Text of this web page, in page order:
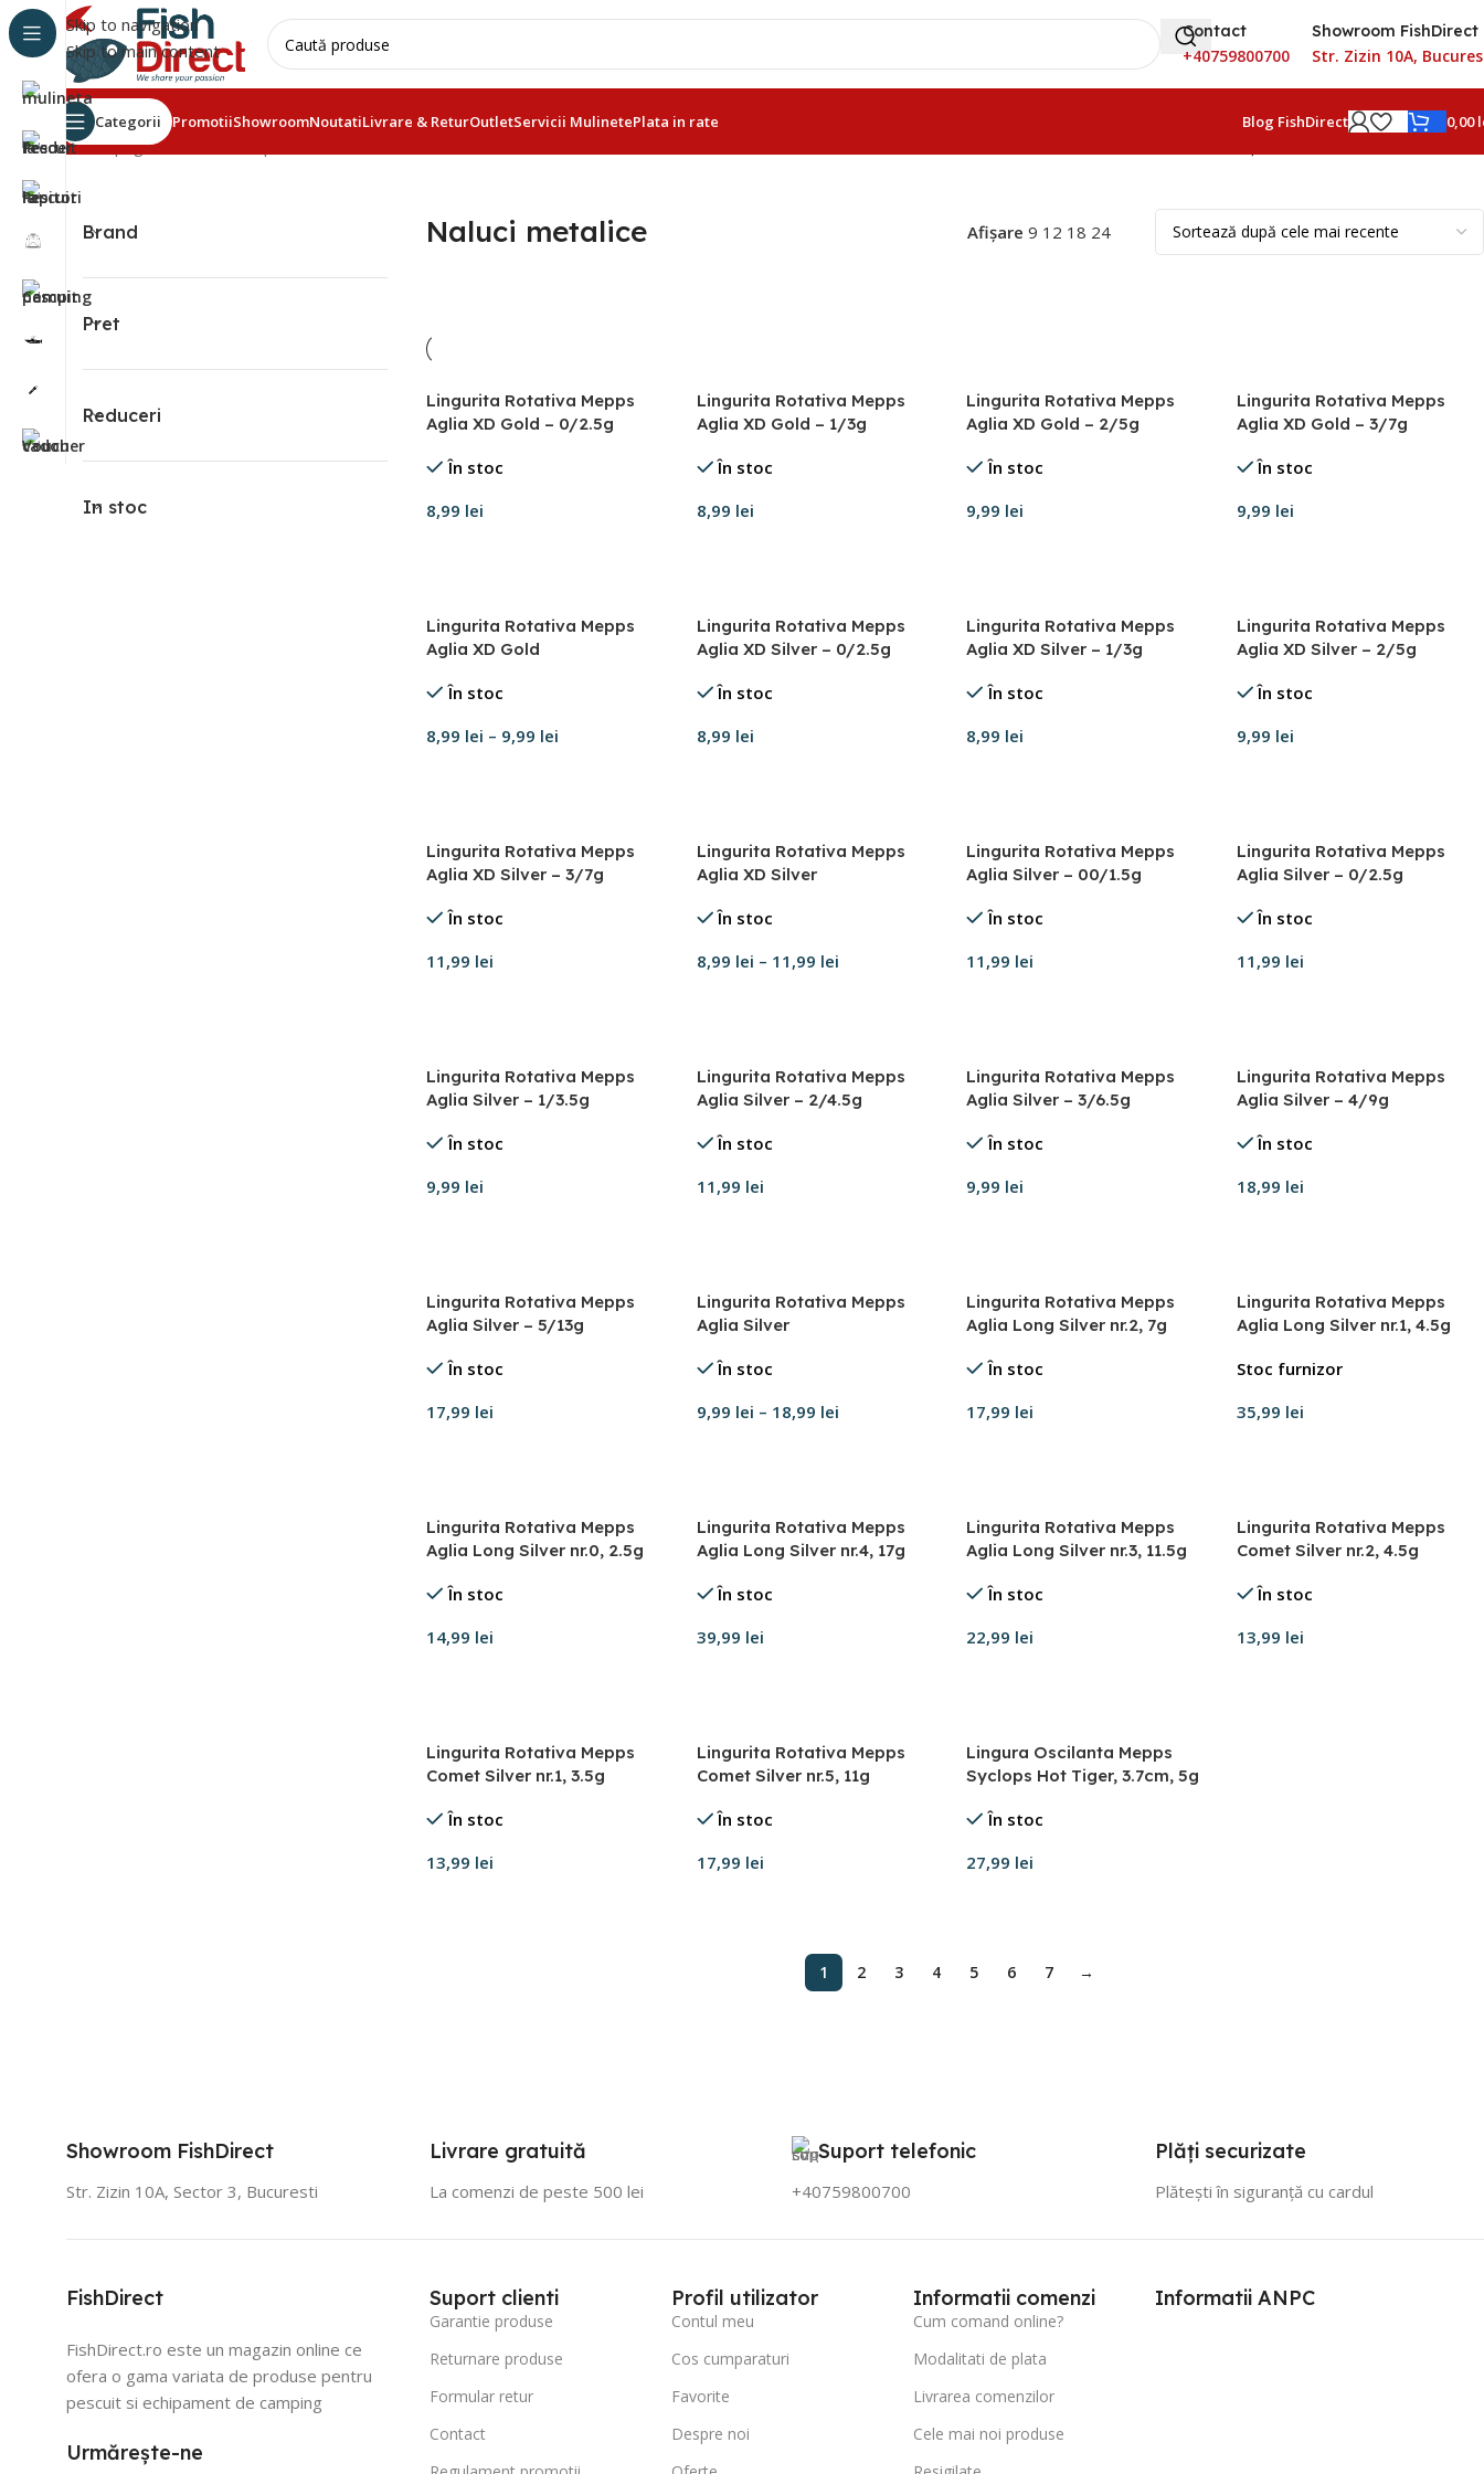
Skip to navigation
Skip to main content
Contact
+40759800700
Showroom FishDirect
Str. Zizin 10A,
Categorii PromotiiShowroomNoutatiLivrare & ReturOutletServicii MulinetePlata in rate Blog FishDirect 0,00
Prima pagină
Brand
Pret
Reduceri
In stoc
Naluci metalice Afișare 9 12 18 24
Lingurita Rotativa Mepps
Aglia XD Gold – 0/2.5g
În stoc
8,99 lei
Lingurita Rotativa Mepps
Aglia XD Gold – 1/3g
În stoc
8,99 lei
Lingurita Rotativa Mepps
Aglia XD Gold – 2/5g
În stoc
9,99 lei
Lingurita Rotativa Mepps
Aglia XD Gold – 3/7g
În stoc
9,99 lei
Lingurita Rotativa Mepps
Aglia XD Gold
În stoc
8,99 lei – 9,99 lei
Lingurita Rotativa Mepps
Aglia XD Silver – 0/2.5g
În stoc
8,99 lei
Lingurita Rotativa Mepps
Aglia XD Silver – 1/3g
În stoc
8,99 lei
Lingurita Rotativa Mepps
Aglia XD Silver – 2/5g
În stoc
9,99 lei
Lingurita Rotativa Mepps
Aglia XD Silver – 3/7g
În stoc
11,99 lei
Lingurita Rotativa Mepps
Aglia XD Silver
În stoc
8,99 lei – 11,99 lei
Lingurita Rotativa Mepps
Aglia Silver – 00/1.5g
În stoc
11,99 lei
Lingurita Rotativa Mepps
Aglia Silver – 0/2.5g
În stoc
11,99 lei
Lingurita Rotativa Mepps
Aglia Silver – 1/3.5g
În stoc
9,99 lei
Lingurita Rotativa Mepps
Aglia Silver – 2/4.5g
În stoc
11,99 lei
Lingurita Rotativa Mepps
Aglia Silver – 3/6.5g
În stoc
9,99 lei
Lingurita Rotativa Mepps
Aglia Silver – 4/9g
În stoc
18,99 lei
Lingurita Rotativa Mepps
Aglia Silver – 5/13g
În stoc
17,99 lei
Lingurita Rotativa Mepps
Aglia Silver
În stoc
9,99 lei – 18,99 lei
Lingurita Rotativa Mepps
Aglia Long Silver nr.2, 7g
În stoc
17,99 lei
Lingurita Rotativa Mepps
Aglia Long Silver nr.1, 4.5g
Stoc furnizor
35,99 lei
Lingurita Rotativa Mepps
Aglia Long Silver nr.0, 2.5g
În stoc
14,99 lei
Lingurita Rotativa Mepps
Aglia Long Silver nr.4, 17g
În stoc
39,99 lei
Lingurita Rotativa Mepps
Aglia Long Silver nr.3, 11.5g
În stoc
22,99 lei
Lingurita Rotativa Mepps
Comet Silver nr.2, 4.5g
În stoc
13,99 lei
Lingurita Rotativa Mepps
Comet Silver nr.1, 3.5g
În stoc
13,99 lei
Lingurita Rotativa Mepps
Comet Silver nr.5, 11g
În stoc
17,99 lei
Lingura Oscilanta Mepps
Syclops Hot Tiger, 3.7cm, 5g
În stoc
27,99 lei
1 2 3 4 5 6 7 →
Showroom FishDirect
Str. Zizin 10A, Sector 3, Bucuresti
Livrare gratuită
La comenzi de peste 500 lei
Suport telefonic
+40759800700
Plăți securizate
Plătești în siguranță cu cardul
FishDirect
FishDirect.ro este un magazin online ce
ofera o gama variata de produse pentru
pescuit si echipament de camping
Urmărește-ne
Suport clienti
Garantie produse
Returnare produse
Formular retur
Contact
Profil utilizator
Contul meu
Cos cumparaturi
Favorite
Despre noi
Informatii comenzi
Cum comand online?
Modalitati de plata
Livrarea comenzilor
Cele mai noi produse
Informatii ANPC